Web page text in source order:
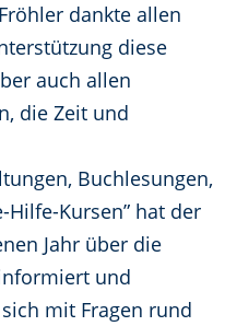
dankte allen
diese
auch allen
die Zeit und
Buchlesungen,
Hilfe-Kursen” hat der
Jahr über die
und
mit Fragen rund